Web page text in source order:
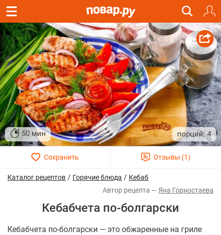
50 мин 4
Каталог рецептов / Горячие блюда / Кебаб
Яна Горностаева
Кебабчета по-болгарски
Кебабчета по-болгарски — это обжаренные на гриле